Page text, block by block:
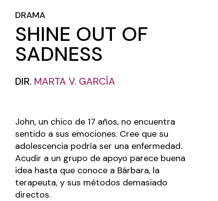
DRAMA
SHINE OUT OF
SADNESS
DIR. MARTA V. GARCÍA
John, un chico de 17 años, no encuentra
sentido a sus emociones. Cree que su
adolescencia podría ser una enfermedad.
Acudir a un grupo de apoyo parece buena
idea hasta que conoce a Bárbara, la
terapeuta, y sus métodos demasiado
directos.